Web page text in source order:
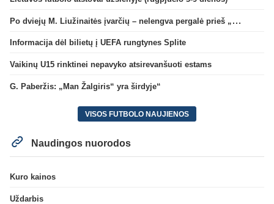
Po dviejų M. Liužinaitės įvarčių – nelengva pergalė prieš „Bangą“
Informacija dėl bilietų į UEFA rungtynes Splite
Vaikinų U15 rinktinei nepavyko atsirevanšuoti estams
G. Paberžis: „Man Žalgiris“ yra širdyje“
VISOS FUTBOLO NAUJIENOS
Naudingos nuorodos
Kuro kainos
Uždarbis